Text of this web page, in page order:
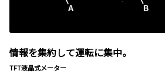
情報を集約して運転に集中。
TFT液晶式メーター